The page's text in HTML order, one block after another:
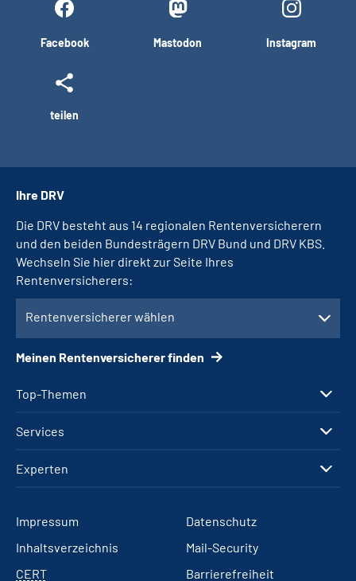
Facebook Mastodon Instagram
teilen
Top-Themen
Services
Experten
Ihre DRV
Die DRV besteht aus 14 regionalen Rentenversicherern
und den beiden Bundesträgern DRV Bund und DRV KBS.
Wechseln Sie hier direkt zur Seite Ihres
Rentenversicherers:
Rentenversicherer wählen
Meinen Rentenversicherer finden
Impressum
Datenschutz
Inhaltsverzeichnis
Mail-Security
CERT
Barrierefreiheit